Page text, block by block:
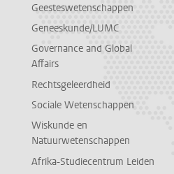
Geesteswetenschappen
Geneeskunde/LUMC
Governance and Global
Affairs
Rechtsgeleerdheid
Sociale Wetenschappen
Wiskunde en
Natuurwetenschappen
Afrika-Studiecentrum Leiden